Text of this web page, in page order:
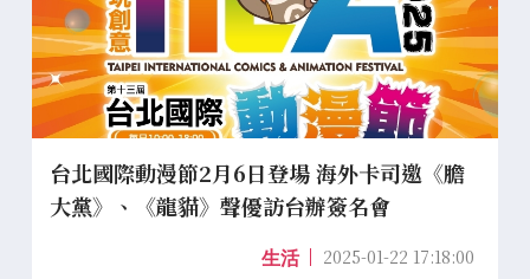
台北國際動漫節2月6日登場 海外卡司邀《膽
大黨》、《龍貓》聲優訪台辦簽名會
生活 2025-01-22 17:18:00